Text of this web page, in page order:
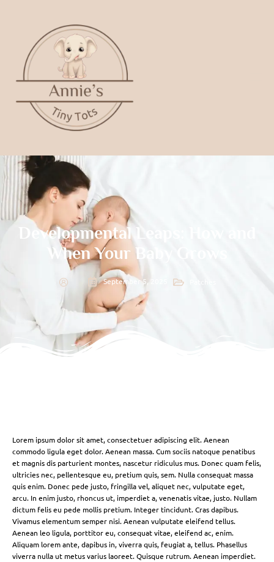
Developmental Leaps: How and
When Your Baby Grows
September 5, 2025
Lorem ipsum dolor sit amet, consectetuer adipiscing elit. Aenean
commodo ligula eget dolor. Aenean massa. Cum sociis natoque penatibus
et magnis dis parturient montes, nascetur ridiculus mus. Donec quam felis,
ultricies nec, pellentesque eu, pretium quis, sem. Nulla consequat massa
quis enim. Donec pede justo, fringilla vel, aliquet nec, vulputate eget,
arcu. In enim justo, rhoncus ut, imperdiet a, venenatis vitae, justo. Nullam
dictum felis eu pede mollis pretium. Integer tincidunt. Cras dapibus.
Vivamus elementum semper nisi. Aenean vulputate eleifend tellus.
Aenean leo ligula, porttitor eu, consequat vitae, eleifend ac, enim.
Aliquam lorem ante, dapibus in, viverra quis, feugiat a, tellus. Phasellus
viverra nulla ut metus varius laoreet. Quisque rutrum. Aenean imperdiet.